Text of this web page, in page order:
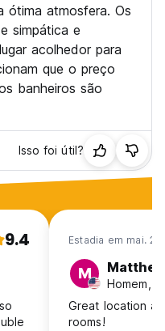
ótima atmosfera. Os
simpática e
acolhedor para
que o preço
banheiros são
Isso foi útil?
9.4 Estadia em mai.
M
Homem,
Great location
rooms!